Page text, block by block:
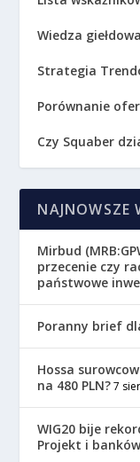
Wiedza
Strategia
Porównanie
Czy Squaber
NAJNOWSZE
Mirbud
przecenie czy
państwowe
Poranny brief
Hossa
na 480 PLN? 7
WIG20 bije
Projekt i